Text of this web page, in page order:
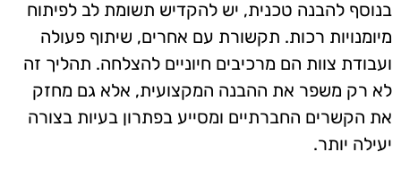
בנוסף להבנה טכנית, יש להקדיש תשומת לב לפיתוח
מיומנויות רכות. תקשורת עם אחרים, שיתוף פעולה
ועבודת צוות הם מרכיבים חיוניים להצלחה. תהליך זה
לא רק משפר את ההבנה המקצועית, אלא גם מחזק
את הקשרים החברתיים ומסייע בפתרון בעיות בצורה
יעילה יותר.